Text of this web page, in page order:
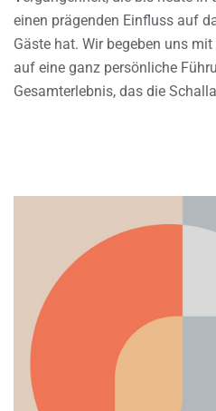
einen prägenden Einfluss auf
Gäste hat. Wir begeben uns
auf eine ganz persönliche
Gesamterlebnis, das die